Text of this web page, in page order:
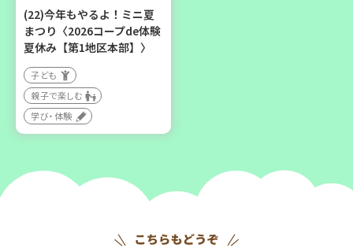
学び・体験
(22)今年もやるよ！ミニ夏
まつり〈2026コープde体験
夏休み【第1地区本部】〉
子ども
親子で楽しむ
学び・体験